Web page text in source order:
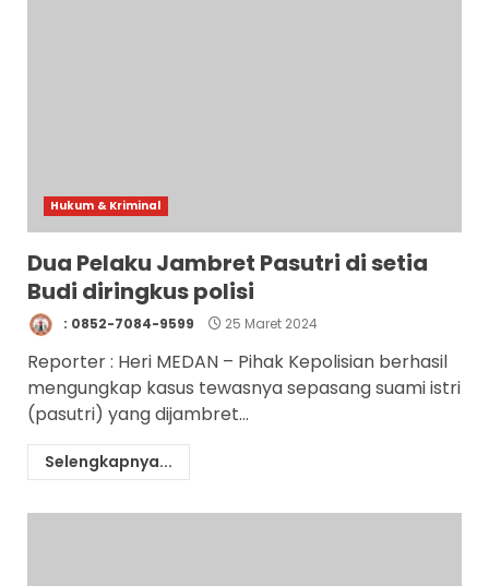
Hukum & Kriminal
Dua Pelaku Jambret Pasutri di setia
Budi diringkus polisi
: 0852-7084-9599 25 Maret 2024
Reporter : Heri MEDAN – Pihak Kepolisian berhasil
mengungkap kasus tewasnya sepasang suami istri
(pasutri) yang dijambret...
Selengkapnya...